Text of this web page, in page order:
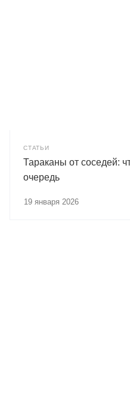
СТАТЬИ
Тараканы от соседей:
очередь
19 января 2026